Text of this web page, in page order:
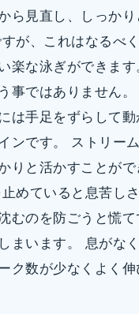
ら見直し、しっか
が、これはなるべ
楽な泳ぎができま
事ではありません
は手足をずらして
ンです。 ストリー
りと活かすことが
めていると息苦し
むのを防ごうと慌
まいます。 息がな
ク数が少なくよく